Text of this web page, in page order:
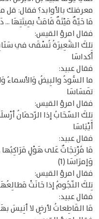
معرفتك بالأوابد؟ فقال: قل
مَا حَيّةٌ مَيْتَةٌ قَامَتْ بمِيتَتِهَا ...
فقال امرؤ القيس:
تِلكَ الشَّعِيرَةُ تُسْقَى في
أكداسَا
فقال عبيد:
ما السُّودُ والبِيضُ وَالأسماءُ
تَمسَاسَا
فقال امرؤ القيس:
تِلكَ السّحَابُ إذا الرّحمَانُ
أيْبَاسَا
فقال عبيد:
مَا مُرْتِجَاتٌ عَلى هَوْلٍ
وَإمرَاسَا (1)
فقال امرؤ القيس:
تِلكَ النّجُومُ إذا حَانَتْ
فقال عبيد:
مَا القَاطِعاتُ لأرضٍ لا أنِيسَ